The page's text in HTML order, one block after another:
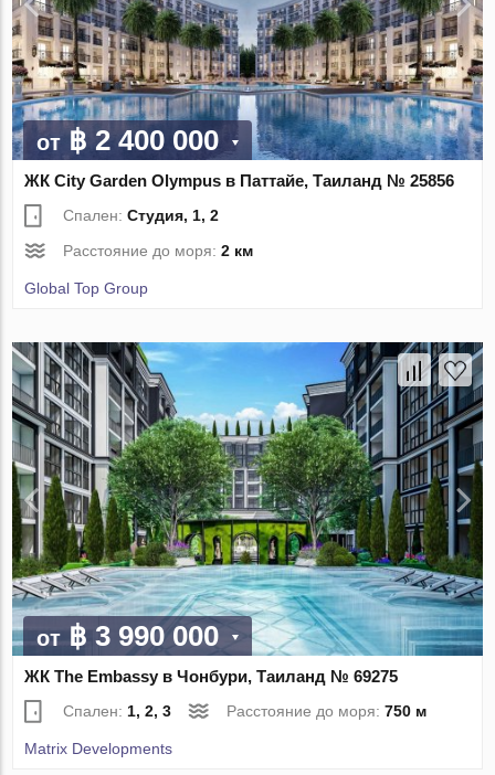
от฿ 2 400 000
ЖК City Garden Olympus в Паттайе, Таиланд № 25856
Спален:Студия, 1, 2
Расстояние до моря:2 км
Global Top Group
от฿ 3 990 000
ЖК The Embassy в Чонбури, Таиланд № 69275
Спален: 1, 2, 3 Расстояние до моря:750 м
Matrix Developments